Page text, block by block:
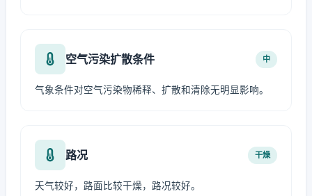
空气污染扩散条件 中
气象条件对空气污染物稀释、扩散和清除无明显影响。
路况 干燥
天气较好，路面比较干燥，路况较好。